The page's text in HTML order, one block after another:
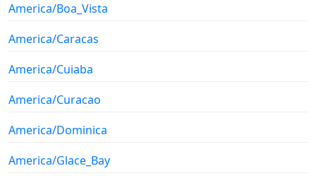
America/Boa_Vista
America/Caracas
America/Cuiaba
America/Curacao
America/Dominica
America/Glace_Bay